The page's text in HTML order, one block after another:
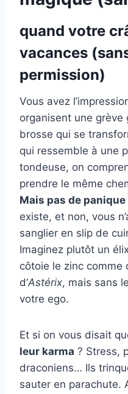
quand votre
vacances
permission)
Vous avez
organisent une grève
brosse qui se
qui ressemble à une
tondeuse, on
prendre le même
Mais pas de panique
existe, et non, vous
sanglier en slip de
Imaginez plutôt un
côtoie le zinc comme
d’Astérix, mais sans
votre ego.
Et si on vous disait
leur karma ? Stress,
draconiens… Ils
sauter en parachute.